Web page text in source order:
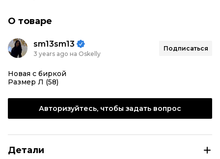
О товаре
sm13sm13
3 years ago на Oskelly
Подписаться
Новая с биркой
Размер Л (58)
Авторизуйтесь, чтобы задать вопрос
Детали